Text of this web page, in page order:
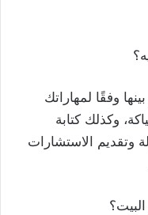
وفقًا لمهاراتك
وكذلك كتابة
وتقديم الاستشارات